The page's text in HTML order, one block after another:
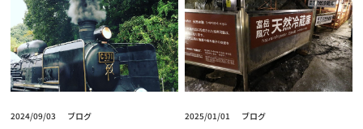
2024/09/03 ブログ 2025/01/01 ブログ